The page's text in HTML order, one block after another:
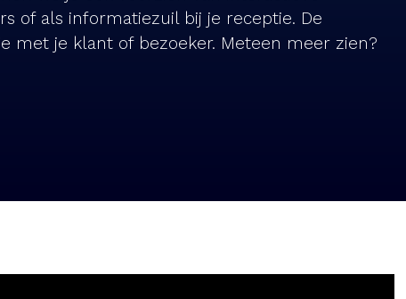
of als informatiezuil bij je receptie. De
met je klant of bezoeker. Meteen meer zien?